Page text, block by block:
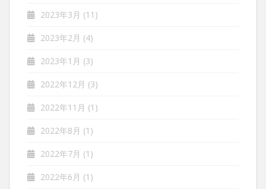
2023年3月 (11)
2023年2月 (4)
2023年1月 (3)
2022年12月 (3)
2022年11月 (1)
2022年8月 (1)
2022年7月 (1)
2022年6月 (1)